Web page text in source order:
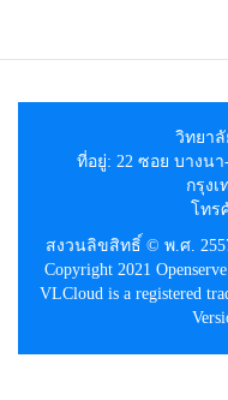
วิทยา
ที่อยู่: 22 ซอย บางน
กรุง
โทร
สงวนลิขสิทธิ์ © พ.ศ.
Copyright 2021
VLCloud is a registered